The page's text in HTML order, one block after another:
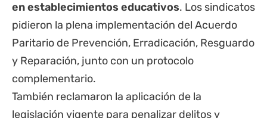
en establecimientos educativos. Los sindicatos
pidieron la plena implementación del Acuerdo
Paritario de Prevención, Erradicación, Resguardo
y Reparación, junto con un protocolo
complementario.
También reclamaron la aplicación de la
legislación vigente para penalizar delitos y